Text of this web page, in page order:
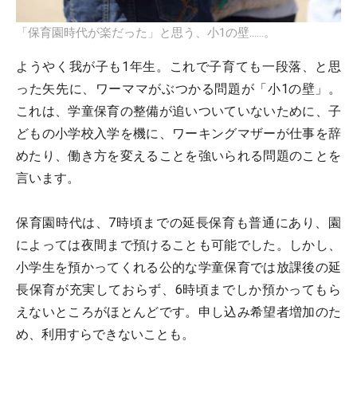
「保育園時代が楽だった」と思う、小1の壁……。
ようやく我が子も1年生。これで子育ても一段落、と思
った矢先に、ワーママがぶつかる問題が「小1の壁」。
これは、学童保育の整備が追いついていないために、子
どもの小学校入学を機に、ワーキングマザーが仕事を辞
めたり、働き方を変えることを強いられる問題のことを
言います。
保育園時代は、7時頃までの延長保育も普通にあり、園
によっては夜間まで預けることも可能でした。しかし、
小学生を預かってくれる公的な学童保育では放課後の延
長保育が充実しておらず、6時頃までしか預かってもら
えないところがほとんどです。申し込み希望者増加のた
め、利用すらできないことも。